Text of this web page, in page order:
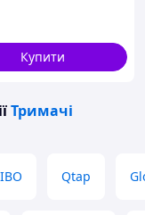
Купити
Тримачі
Qtap